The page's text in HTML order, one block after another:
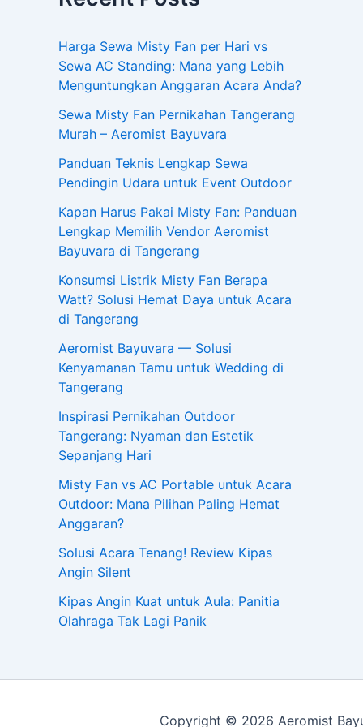
Harga Sewa Misty Fan per Hari vs
Sewa AC Standing: Mana yang Lebih
Menguntungkan Anggaran Acara Anda?
Sewa Misty Fan Pernikahan Tangerang
Murah – Aeromist Bayuvara
Panduan Teknis Lengkap Sewa
Pendingin Udara untuk Event Outdoor
Kapan Harus Pakai Misty Fan: Panduan
Lengkap Memilih Vendor Aeromist
Bayuvara di Tangerang
Konsumsi Listrik Misty Fan Berapa
Watt? Solusi Hemat Daya untuk Acara
di Tangerang
Aeromist Bayuvara — Solusi
Kenyamanan Tamu untuk Wedding di
Tangerang
Inspirasi Pernikahan Outdoor
Tangerang: Nyaman dan Estetik
Sepanjang Hari
Misty Fan vs AC Portable untuk Acara
Outdoor: Mana Pilihan Paling Hemat
Anggaran?
Solusi Acara Tenang! Review Kipas
Angin Silent
Kipas Angin Kuat untuk Aula: Panitia
Olahraga Tak Lagi Panik
Copyright © 2026 Aeromist